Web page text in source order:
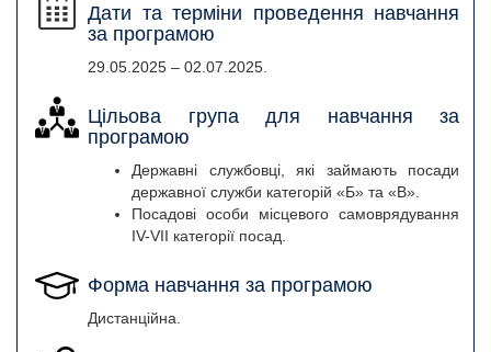
Дати та терміни проведення навчання
за програмою
29.05.2025 – 02.07.2025
Цільова група для навчання за
програмою
Державні службовці, які займають посади
державної служби категорій «Б» та «В».
Посадові особи місцевого самоврядування
IV-VII категорії посад.
Форма навчання за програмою
Дистанційна.